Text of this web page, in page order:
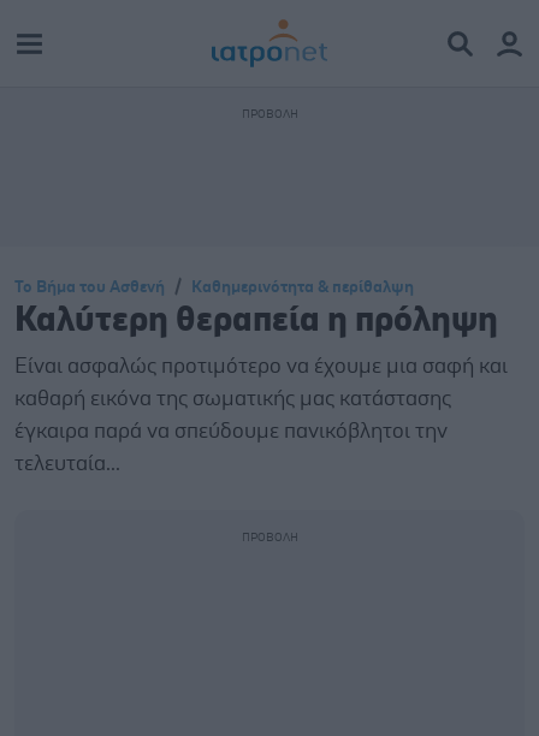
Το Βήμα του Ασθενή Καθημερινότητα & περίθαλψη
Καλύτερη θεραπεία η πρόληψη
Είναι ασφαλώς προτιμότερο να έχουμε μια σαφή και
καθαρή εικόνα της σωματικής μας κατάστασης
έγκαιρα παρά να σπεύδουμε πανικόβλητοι την
τελευταία...